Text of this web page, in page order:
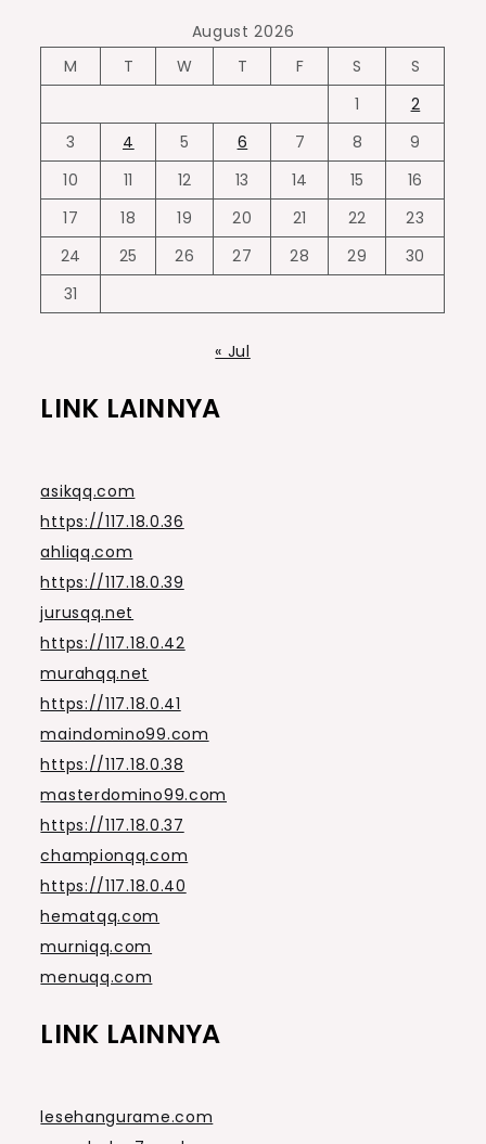
August 2026
M
T W T F S
S
1
2
3
4 5 6 7 8
9
10
11 12 13 14 15
16
17
18 19 20 21 22
23
24
25 26 27 28 29
30
31
« Jul
LINK LAINNYA
asikqq.com
https://117.18.0.36
ahliqq.com
https://117.18.0.39
jurusqq.net
https://117.18.0.42
murahqq.net
https://117.18.0.41
maindomino99.com
https://117.18.0.38
masterdomino99.com
https://117.18.0.37
championqq.com
https://117.18.0.40
hematqq.com
murniqq.com
menuqq.com
LINK LAINNYA
lesehangurame.com